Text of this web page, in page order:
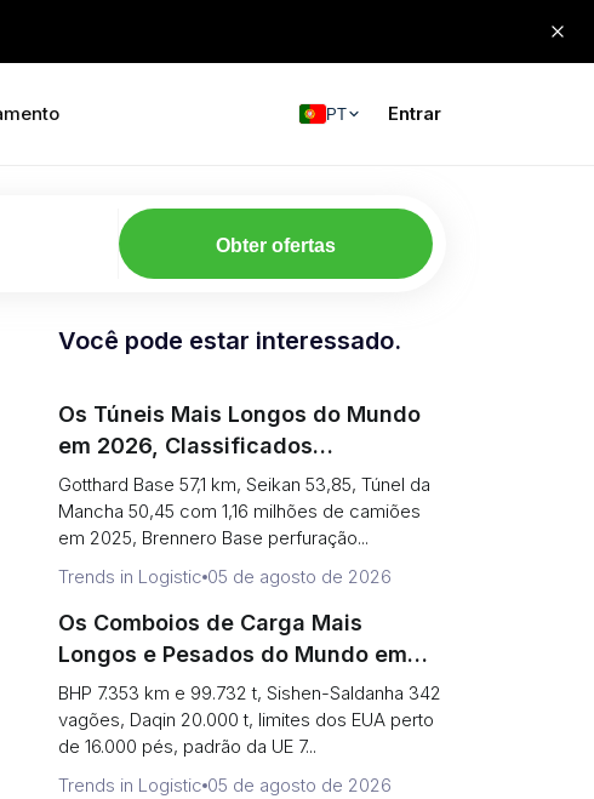
PT Entrar
Obter ofertas
Você pode estar interessado.
Os Túneis Mais Longos do Mundo
em 2026, Classificados
(Comprimento vs O Que Pode
Transportar)
Gotthard Base 57,1 km, Seikan 53,85, Túnel da
Mancha 50,45 com 1,16 milhões de camiões
em 2025, Brennero Base perfuração...
Trends in Logistic 05 de agosto de 2026
Os Comboios de Carga Mais
Longos e Pesados do Mundo em
2026, Classificados (Recordes vs
Realidade Diária)
BHP 7.353 km e 99.732 t, Sishen-Saldanha 342
vagões, Daqin 20.000 t, limites dos EUA perto
de 16.000 pés, padrão da UE 7...
Trends in Logistic 05 de agosto de 2026